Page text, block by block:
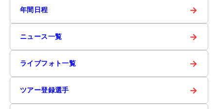
年間日程 →
ニュース一覧 →
ライブフォト一覧 →
ツアー登録選手 →